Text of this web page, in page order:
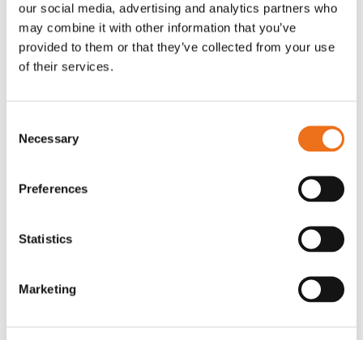
our social media, advertising and analytics partners who
may combine it with other information that you’ve
provided to them or that they’ve collected from your use
of their services.
Selection
Necessary
Preferences
Statistics
Marketing
35 730kr (ex. moms) 530 kr (ex. moms)
Lägg till i varukorg
Excidor Spakstyrning inkl 4-
SYU00010
Rotor teeth 8t/6k 7.5Gr/8 R6/14